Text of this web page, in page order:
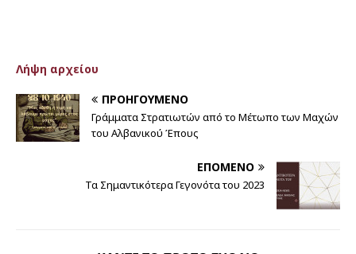
Λήψη αρχείου
ΠΡΟΗΓΟΎΜΕΝΟ
Γράμματα Στρατιωτών από το Μέτωπο των Μαχών
του Αλβανικού Έπους
ΕΠΌΜΕΝΟ
Τα Σημαντικότερα Γεγονότα του 2023